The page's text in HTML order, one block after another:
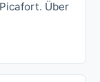
Über